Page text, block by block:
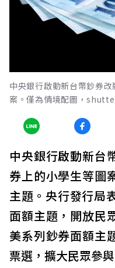
中央銀行啟動新台幣鈔券
案。僅為情境配圖，
中央銀行啟動新台
券上的小學生等圖
主題。央行發行局
面額主題，開放民
美系列鈔券面額主
票選，擴大民眾參與